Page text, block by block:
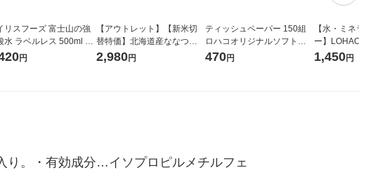
リスフーズ 富士山の強
水 ラベルレス 500ml 1
24本入）
円
【アウトレット】【新米切
替特価】北海道産ななつぼ
し 無洗米 5kg 1袋 令和7年産
2,980円
ティッシュペーパー 150組
ロハコオリジナルソフトパ
ックティッシュ フィオナ オ
470円
【水・ミネラ
ー】LOHACO
1箱（20本入
1,450円
り。・有効成分…イソプロピルメチルフェ